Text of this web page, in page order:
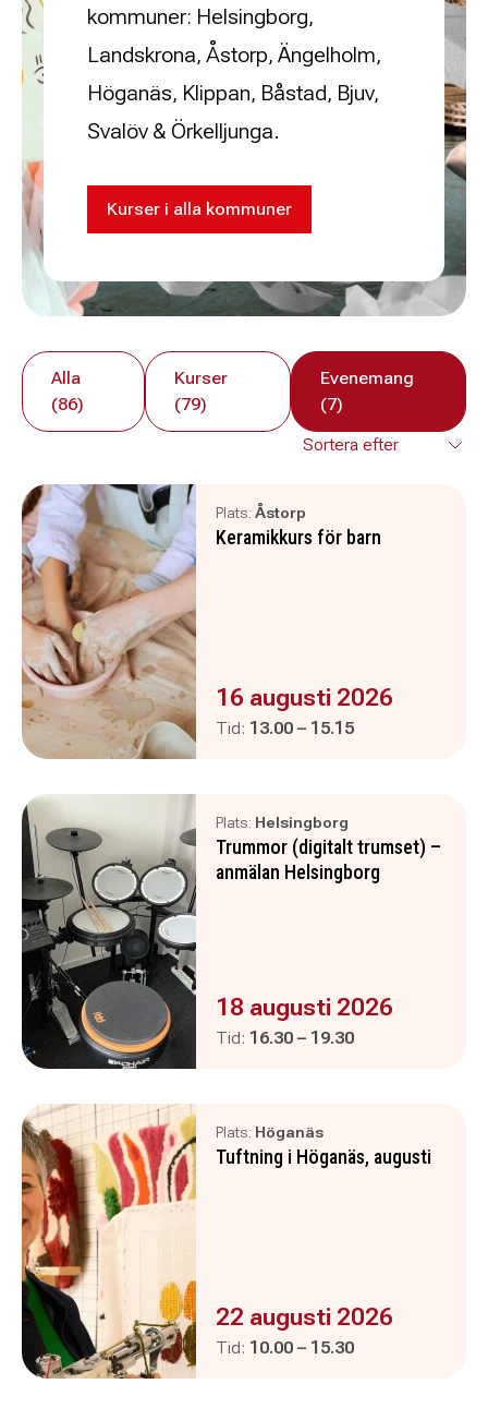
kommuner: Helsingborg,
Landskrona, Åstorp, Ängelholm,
Höganäs, Klippan, Båstad, Bjuv,
Svalöv & Örkelljunga.
Kurser i alla kommuner
Alla
(86)
Kurser
(79)
Evenemang
(7)
Plats: Åstorp
Keramikkurs för barn
Evenemanget är :
16 augusti 2026
Tid: Pågår mellan
13.00 – och
15.15
Plats: Helsingborg
Trummor (digitalt trumset) –
anmälan Helsingborg
Evenemanget är :
18 augusti 2026
Tid: Pågår mellan
16.30 – och
19.30
Plats: Höganäs
Tuftning i Höganäs, augusti
Evenemanget är :
22 augusti 2026
Tid: Pågår mellan
10.00 – och
15.30